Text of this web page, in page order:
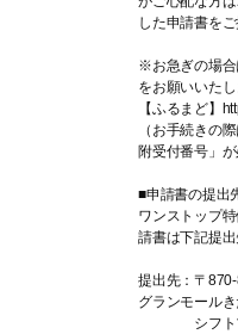
した申請書をご
※お急ぎの場合
をお願いいたし
【ふるまど】
（お手続きの
附受付番号」が
■申請書の提出
ワンストップ
請書は下記提出
提出先：〒
グランモール
シフトプ